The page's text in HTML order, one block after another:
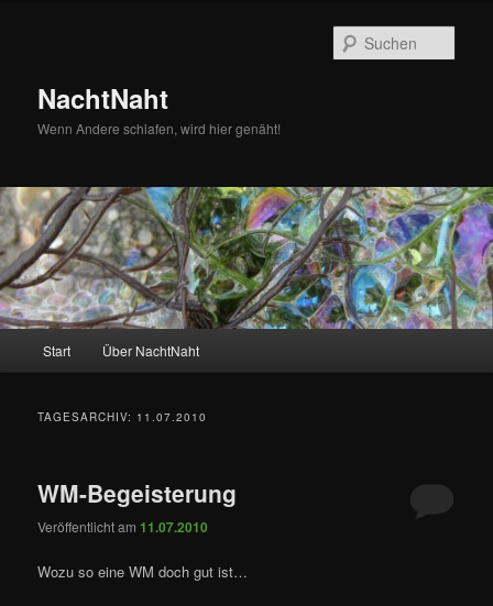
NachtNaht
Wenn Andere schlafen, wird hier genäht!
Start Über NachtNaht
TAGESARCHIV: 11.07.2010
WM-Begeisterung
Veröffentlicht am11.07.2010
Wozu so eine WM doch gut ist…